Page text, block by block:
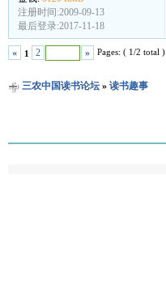
注册时间:2009-09-13
最后登录:2017-11-18
« 1 2 » Pages: ( 1/2 total )
三农中国读书论坛» 读书趣事